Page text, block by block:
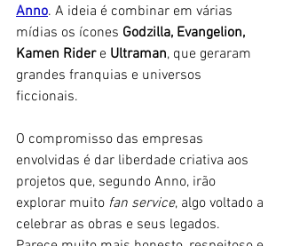
Anno. A ideia é combinar em várias
mídias os ícones Godzilla, Evangelion,
Kamen Rider e Ultraman, que geraram
grandes franquias e universos
ficcionais.
O compromisso das empresas
envolvidas é dar liberdade criativa aos
projetos que, segundo Anno, irão
explorar muito fan service, algo voltado a
celebrar as obras e seus legados.